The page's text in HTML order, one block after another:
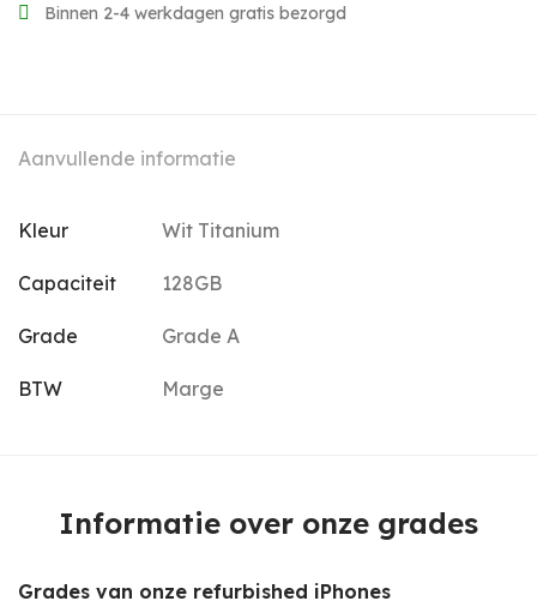
Binnen 2-4 werkdagen gratis bezorgd
Aanvullende informatie
Kleur Wit Titanium
Capaciteit 128GB
Grade Grade A
BTW Marge
Informatie over onze grades
Grades van onze refurbished iPhones